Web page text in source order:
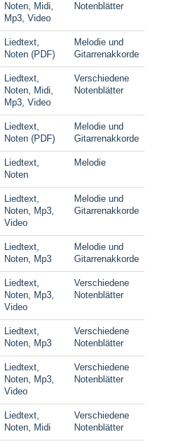
Noten, Midi,
Mp3, Video
Notenblätter
Liedtext,
Noten (PDF)
Melodie und
Gitarrenakkorde
Liedtext,
Noten, Midi,
Mp3, Video
Verschiedene
Notenblätter
Liedtext,
Noten (PDF)
Melodie und
Gitarrenakkorde
Liedtext,
Noten
Melodie
Liedtext,
Noten, Mp3,
Video
Melodie und
Gitarrenakkorde
Liedtext,
Noten, Mp3
Melodie und
Gitarrenakkorde
Liedtext,
Noten, Mp3,
Video
Verschiedene
Notenblätter
Liedtext,
Noten, Mp3
Verschiedene
Notenblätter
Liedtext,
Noten, Mp3,
Video
Verschiedene
Notenblätter
Liedtext,
Noten, Midi
Verschiedene
Notenblätter